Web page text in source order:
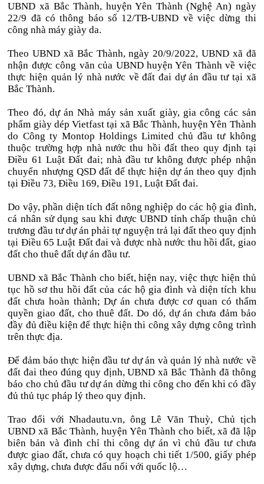
UBND xã Bắc Thành, huyện Yên Thành (Nghệ An) ngày
22/9 đã có thông báo số 12/TB-UBND về việc dừng thi
công nhà máy giày da.
Theo UBND xã Bắc Thành, ngày 20/9/2022, UBND xã đã
nhận được công văn của UBND huyện Yên Thành về việc
thực hiện quản lý nhà nước về đất đai dự án đầu tư tại xã
Bắc Thành.
Theo đó, dự án Nhà máy sản xuất giày, gia công các sản
phẩm giày dép Vietfast tại xã Bắc Thành, huyện Yên Thành
do Công ty Montop Holdings Limited chủ đầu tư không
thuộc trường hợp nhà nước thu hồi đất theo quy định tại
Điều 61 Luật Đất đai; nhà đầu tư không được phép nhận
chuyển nhượng QSD đất để thực hiện dự án theo quy định
tại Điều 73, Điều 169, Điều 191, Luật Đất đai.
Do vậy, phần diện tích đất nông nghiệp do các hộ gia đình,
cá nhân sử dụng sau khi được UBND tỉnh chấp thuận chủ
trương đầu tư dự án phải tự nguyện trả lại đất theo quy định
tại Điều 65 Luật Đất đai và được nhà nước thu hồi đất, giao
đất cho thuê đất dự án đầu tư.
UBND xã Bắc Thành cho biết, hiện nay, việc thực hiện thủ
tục hồ sơ thu hồi đất của các hộ gia đình và diện tích khu
đất chưa hoàn thành; Dự án chưa được cơ quan có thẩm
quyền giao đất, cho thuê đất. Do dó, dự án chưa đảm bảo
đầy đủ điều kiện để thực hiện thi công xây dựng công trình
trên thực địa.
Để đảm bảo thực hiện đầu tư dự án và quản lý nhà nước về
đất đai theo đúng quy định, UBND xã Bắc Thành đã thông
báo cho chủ đầu tư dự án dừng thi công cho đến khi có đầy
đủ thủ tục pháp lý theo quy định.
Trao đổi với Nhadautu.vn, ông Lê Văn Thuỳ, Chủ tịch
UBND xã Bắc Thành, huyện Yên Thành cho biết, xã đã lập
biên bản và đình chỉ thi công dự án vì chủ đầu tư chưa
được giao đất, chưa có quy hoạch chi tiết 1/500, giấy phép
xây dựng, chưa được đấu nối với quốc lộ…